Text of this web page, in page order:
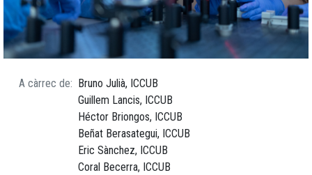
A càrrec de
Bruno Julià, ICCUB
Guillem Lancis, ICCUB
Héctor Briongos, ICCUB
Beñat Berasategui, ICCUB
Eric Sànchez, ICCUB
Coral Becerra, ICCUB